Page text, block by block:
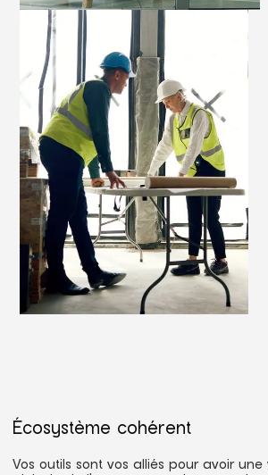
Écosystème cohérent
Vos outils sont vos alliés pour avoir une